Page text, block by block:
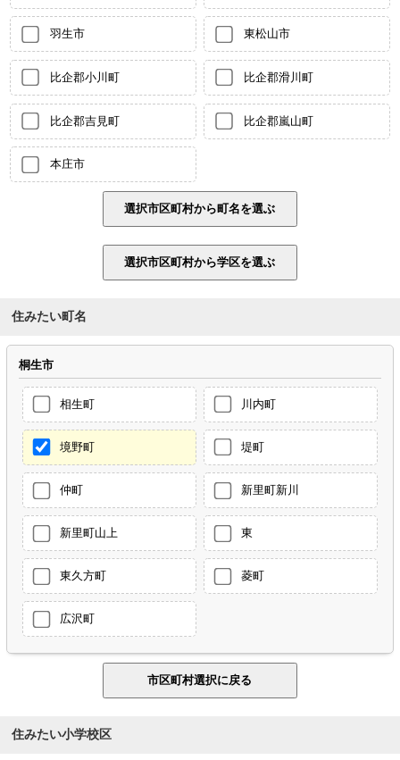
羽生市 東松山市
比企郡小川町 比企郡滑川町
比企郡吉見町 比企郡嵐山町
本庄市
住みたい町名
桐生市
相生町 川内町
境野町 堤町
仲町 新里町新川
新里町山上 東
東久方町 菱町
広沢町
住みたい小学校区